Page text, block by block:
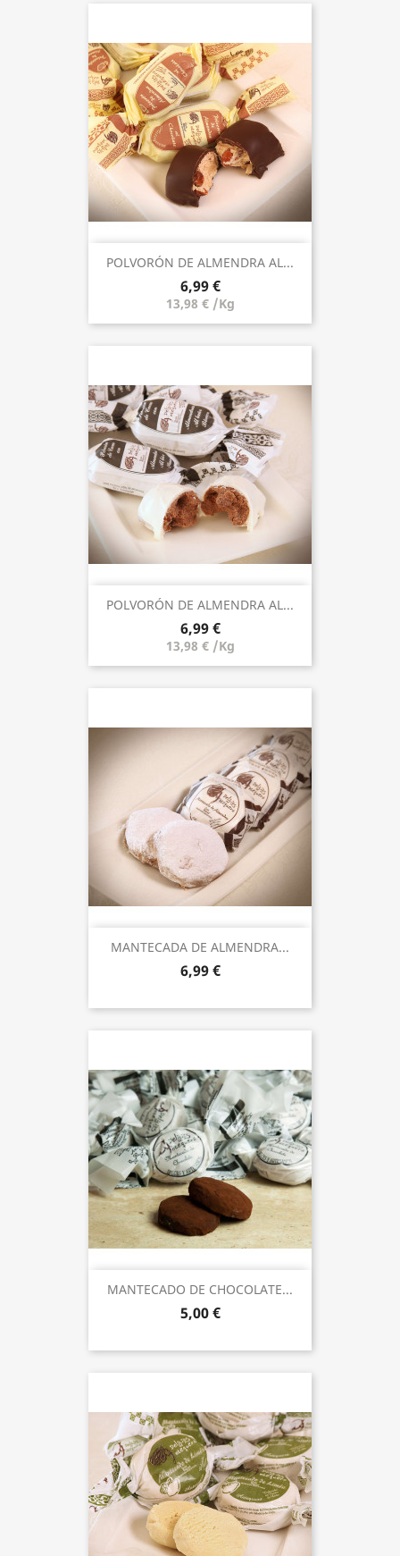
POLVORÓN DE ALMENDRA AL...
6,99 €
13,98 € /Kg
POLVORÓN DE ALMENDRA AL...
6,99 €
13,98 € /Kg
MANTECADA DE ALMENDRA...
6,99 €
MANTECADO DE CHOCOLATE...
5,00 €